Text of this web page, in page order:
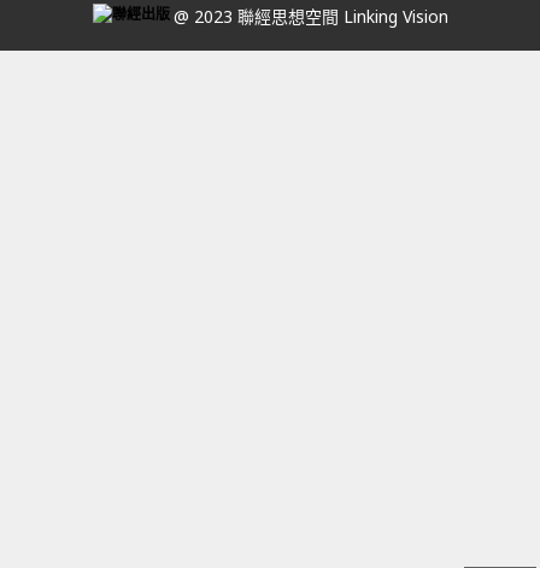
@ 2023 聯經思想空間 Linking Vision